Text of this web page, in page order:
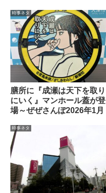
時事ネタ
膳所に『成瀬は天下を取り
にいく』マンホール蓋が登
場～ぜぜさんぽ2026年1月
時事ネタ